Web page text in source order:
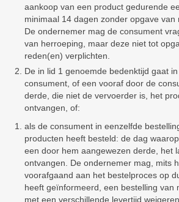
aankoop van een product gedurende
minimaal 14 dagen zonder opgave van
De ondernemer mag de consument
van herroeping, maar deze niet tot
reden(en) verplichten.
De in lid 1 genoemde bedenktijd gaat
consument, of een vooraf door de
derde, die niet de vervoerder is, het
ontvangen, of:
als de consument in eenzelfde
producten heeft besteld: de dag
een door hem aangewezen derde, het
ontvangen. De ondernemer mag, mits
voorafgaand aan het bestelproces op
heeft geïnformeerd, een bestelling van
met een verschillende levertijd weigeren.